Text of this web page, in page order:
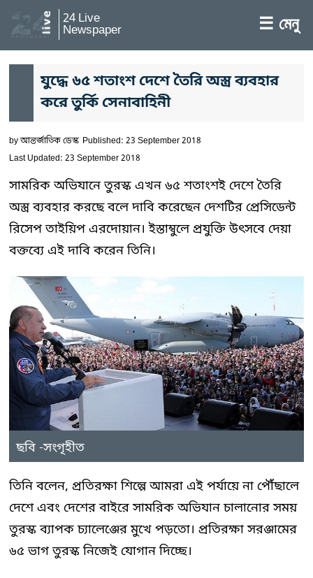
24 Live
Newspaper ☰ মেনু
যুদ্ধে ৬৫ শতাংশ দেশে তৈরি অস্ত্র ব্যবহার
করে তুর্কি সেনাবাহিনী
byআন্তর্জাতিক ডেস্ক Published: 23 September 2018
Last Updated: 23 September 2018
সামরিক অভিযানে তুরস্ক এখন ৬৫ শতাংশই দেশে তৈরি
অস্ত্র ব্যবহার করছে বলে দাবি করেছেন দেশটির প্রেসিডেন্ট
রিসেপ তাইয়িপ এরদোয়ান। ইস্তাম্বুলে প্রযুক্তি উৎসবে দেয়া
বক্তব্যে এই দাবি করেন তিনি।
ছবি -সংগৃহীত
তিনি বলেন, প্রতিরক্ষা শিল্পে আমরা এই পর্যায়ে না পৌঁছালে
দেশে এবং দেশের বাইরে সামরিক অভিযান চালানোর সময়
তুরস্ক ব্যাপক চ্যালেঞ্জের মুখে পড়তো। প্রতিরক্ষা সরঞ্জামের
৬৫ ভাগ তুরস্ক নিজেই যোগান দিচ্ছে।